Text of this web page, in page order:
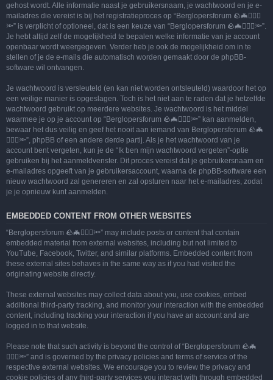
gehost wordt. Alle informatie naast je gebruikersnaam, je wachtwoord en je e-
mailadres die vereist is bij het registratieproces op “Berglopersforum 🪨🦇🚶🏻‍♂️
🔦” is verplicht of optioneel, dat is een keuze van “Berglopersforum 🪨🦇🚶🏻‍♂️🔦”.
Je hebt altijd zelf de mogelijkheid te bepalen welke informatie van je account
openbaar wordt weergegeven. Verder heb je ook de mogelijkheid om in te
stellen of je de e-mails die automatisch worden gemaakt door de phpBB-
software wil ontvangen.
Je wachtwoord is versleuteld (en kan niet worden ontsleuteld) waardoor het op
een veilige manier is opgeslagen. Toch is het niet aan te raden dat je hetzelfde
wachtwoord gebruikt op meerdere websites. Je wachtwoord is het middel
waarmee je op je account op “Berglopersforum 🪨🦇🚶🏻‍♂️🔦” kan aanmelden,
bewaar het dus veilig en geef het nooit aan iemand van Berglopersforum 🪨🦇
🚶🏻‍♂️🔦”, phpBB of een andere derde partij. Als je het wachtwoord van je
account bent vergeten, kun je de “Ik ben mijn wachtwoord vergeten”-optie
gebruiken bij het aanmeldvenster. Dit proces vereist dat je gebruikersnaam en
e-mailadres opgeeft van je gebruikersaccount, waarna de phpBB-software een
nieuw wachtwoord zal genereren en zal opsturen naar het e-mailadres, zodat
je je opnieuw kunt aanmelden.
EMBEDDED CONTENT FROM OTHER WEBSITES
“Berglopersforum 🪨🦇🚶🏻‍♂️🔦” may include posts or content that contain
embedded material from external websites, including but not limited to
YouTube, Facebook, Twitter, and similar platforms. Embedded content from
these external sites behaves in the same way as if you had visited the
originating website directly.
These external websites may collect data about you, use cookies, embed
additional third-party tracking, and monitor your interaction with the embedded
content, including tracking your interaction if you have an account and are
logged in to that website.
Please note that such activity is beyond the control of “Berglopersforum 🪨🦇
🚶🏻‍♂️🔦” and is governed by the privacy policies and terms of service of the
respective external websites. We encourage you to review the privacy and
cookie policies of any third-party services you interact with through embedded